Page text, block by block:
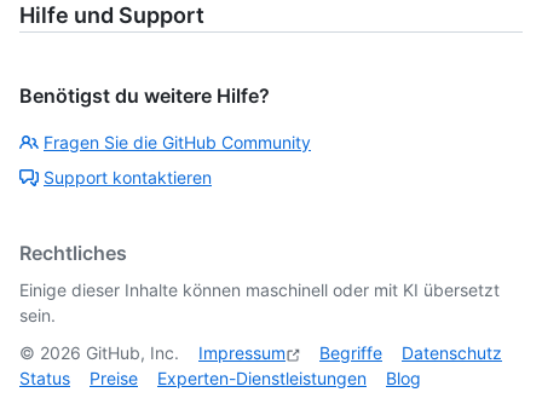
Hilfe und Support
Benötigst du weitere Hilfe?
Fragen Sie die GitHub Community
Support kontaktieren
Rechtliches
Einige dieser Inhalte können maschinell oder mit KI übersetzt
sein.
© 2026 GitHub, Inc. Impressum Begriffe
Datenschutz
Status
Preise Experten-Dienstleistungen Blog